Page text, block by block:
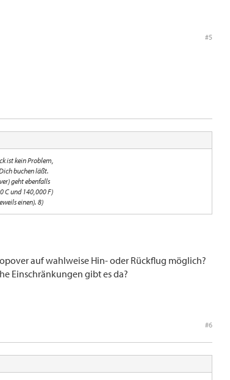
#5
ist kein Problem,
buchen läßt.
geht ebenfalls
C und 140,000 F)
einen). 8)
auf wahlweise Hin- oder Rückflug möglich?
Einschränkungen gibt es da?
#6